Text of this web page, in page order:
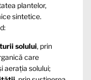
plantelor,
sintetice.
solului, prin
care
aerația solului;